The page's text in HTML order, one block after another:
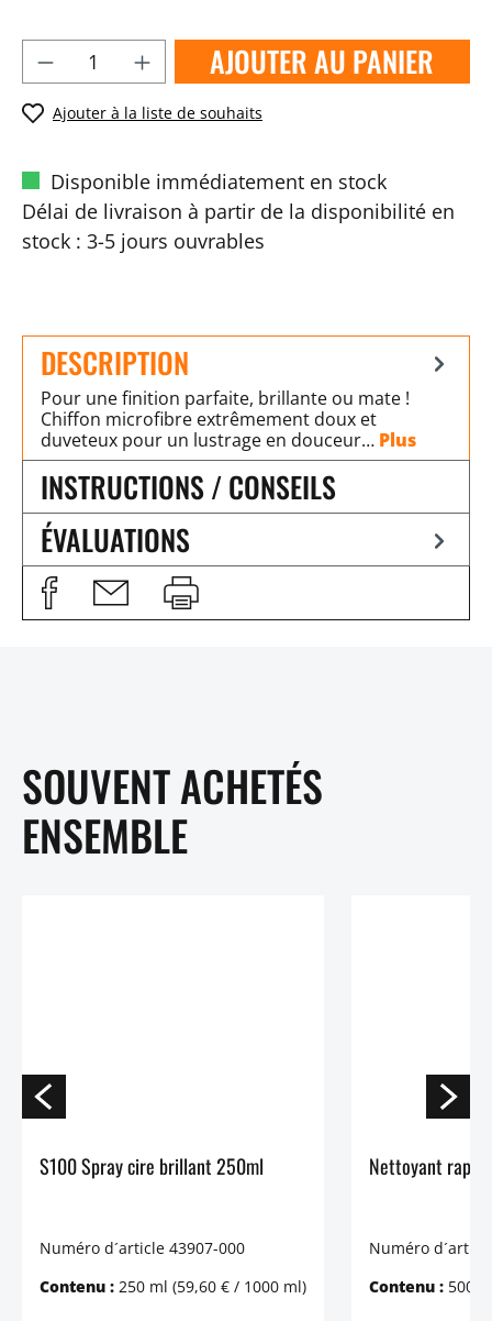
AJOUTER AU PANIER
Ajouter à la liste de souhaits
Disponible immédiatement en stock
Délai de livraison à partir de la disponibilité en
stock : 3-5 jours ouvrables
DESCRIPTION
Pour une finition parfaite, brillante ou mate !
Chiffon microfibre extrêmement doux et
duveteux pour un lustrage en douceur… Plus
INSTRUCTIONS / CONSEILS
ÉVALUATIONS
SOUVENT ACHETÉS
ENSEMBLE
S100 Spray cire brillant 250ml
Numéro d´article 43907-000
Contenu : 250 ml (59,60 € / 1000 ml)
Nettoyant
Numéro
Contenu : 500